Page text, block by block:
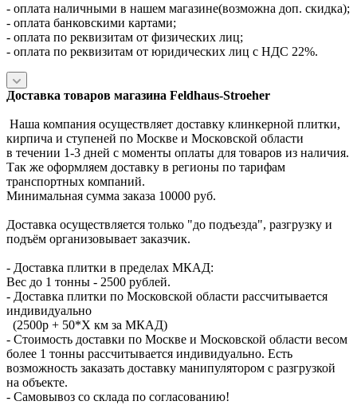
- оплата наличными в нашем магазине(возможна доп. скидка);
- оплата банковскими картами;
- оплата по реквизитам от физических лиц;
- оплата по реквизитам от юридических лиц с НДС 22%.
Доставка товаров магазина Feldhaus-Stroeher
Наша компания осуществляет доставку клинкерной плитки,
кирпича и ступеней по Москве и Московской области
в течении 1-3 дней с моменты оплаты для товаров из наличия.
Так же оформляем доставку в регионы по тарифам
транспортных компаний.
Минимальная сумма заказа 10000 руб.
Доставка осуществляется только "до подъезда", разгрузку и
подъём организовывает заказчик.
- Доставка плитки в пределах МКАД:
Вес до 1 тонны - 2500 рублей.
- Доставка плитки по Московской области рассчитывается
индивидуально
(2500р + 50*X км за МКАД)
- Стоимость доставки по Москве и Московской области весом
более 1 тонны рассчитывается индивидуально. Есть
возможность заказать доставку манипулятором с разгрузкой
на объекте.
- Самовывоз со склада по согласованию!